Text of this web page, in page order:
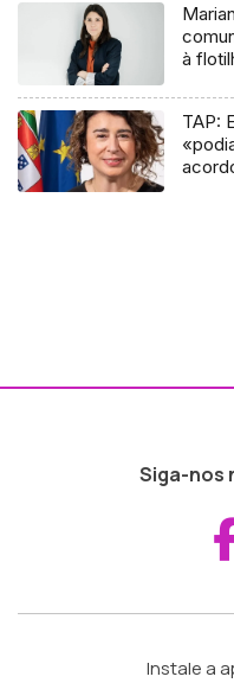
à
TAP:
Siga-nos
Instale a